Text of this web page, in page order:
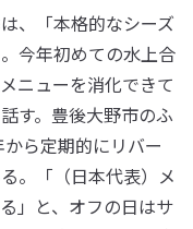
、「本格的なシーズ
今年初めての水上合
ニューを消化できて
す。豊後大野市のふ
ら定期的にリバー
。「（日本代表）メ
」と、オフの日はサ